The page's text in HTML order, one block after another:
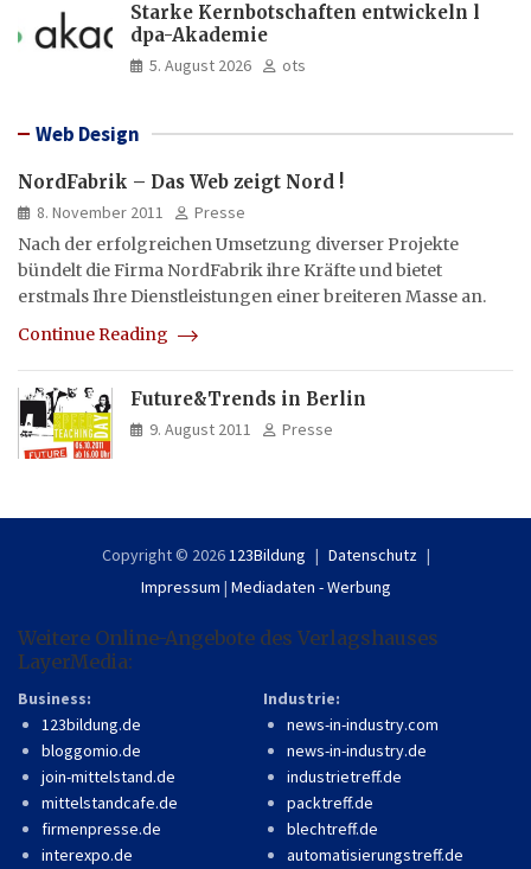
Starke Kernbotschaften entwickeln l
dpa-Akademie
5. August 2026 ots
Web Design
NordFabrik – Das Web zeigt Nord !
8. November 2011
Presse
Nach der erfolgreichen Umsetzung diverser Projekte
bündelt die Firma NordFabrik ihre Kräfte und bietet
erstmals Ihre Dienstleistungen einer breiteren Masse an.
Continue Reading
Future&Trends in Berlin
9. August 2011 Presse
Copyright © 2026123Bildung
Datenschutz
Impressum | Mediadaten - Werbung
Weitere Online-Angebote des Verlagshauses
LayerMedia:
Business:
123bildung.de
bloggomio.de
join-mittelstand.de
mittelstandcafe.de
firmenpresse.de
interexpo.de
Industrie:
news-in-industry.com
news-in-industry.de
industrietreff.de
packtreff.de
blechtreff.de
automatisierungstreff.de